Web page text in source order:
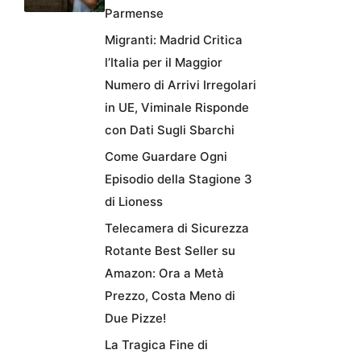
Parmense
Migranti: Madrid Critica
l’Italia per il Maggior
Numero di Arrivi Irregolari
in UE, Viminale Risponde
con Dati Sugli Sbarchi
Come Guardare Ogni
Episodio della Stagione 3
di Lioness
Telecamera di Sicurezza
Rotante Best Seller su
Amazon: Ora a Metà
Prezzo, Costa Meno di
Due Pizze!
La Tragica Fine di